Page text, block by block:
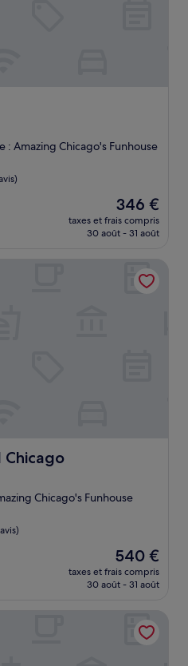
: Amazing Chicago's Funhouse
Le
nouveau
prix
de
346 €
346 €
taxes et frais compris
30 août - 31 août
Chicago
Chicago's Funhouse
Le
nouveau
prix
de
540 €
540 €
taxes et frais compris
30 août - 31 août
Chicago Magnificent Mile